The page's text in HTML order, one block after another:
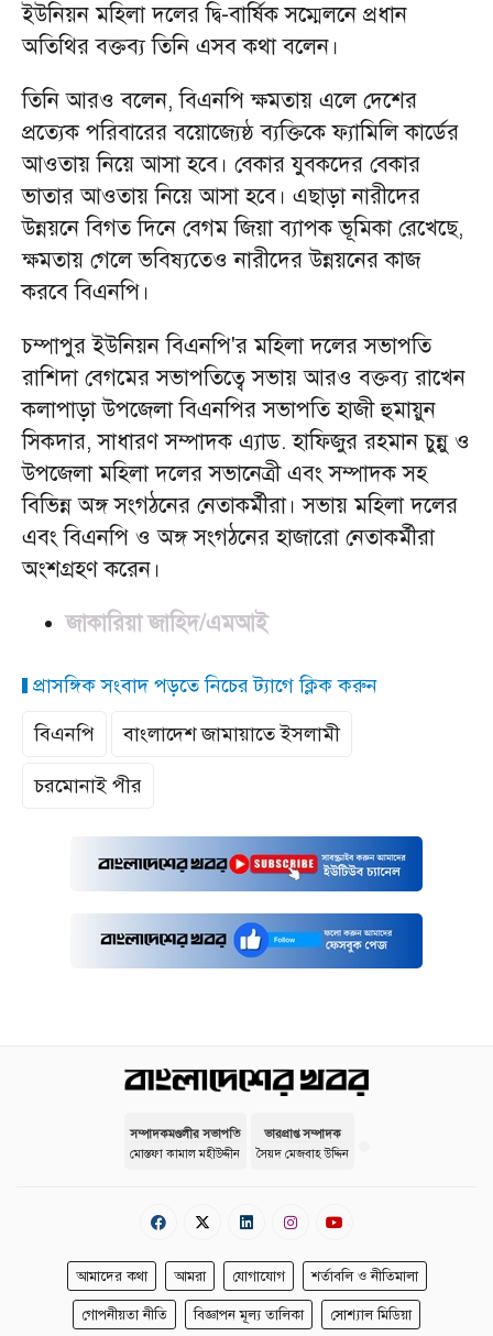
ইউনিয়ন মহিলা দলের দ্বি-বার্ষিক সম্মেলনে প্রধান
অতিথির বক্তব্য তিনি এসব কথা বলেন।
তিনি আরও বলেন, বিএনপি ক্ষমতায় এলে দেশের
প্রত্যেক পরিবারের বয়োজ্যেষ্ঠ ব্যক্তিকে ফ্যামিলি কার্ডের
আওতায় নিয়ে আসা হবে। বেকার যুবকদের বেকার
ভাতার আওতায় নিয়ে আসা হবে। এছাড়া নারীদের
উন্নয়নে বিগত দিনে বেগম জিয়া ব্যাপক ভূমিকা রেখেছে,
ক্ষমতায় গেলে ভবিষ্যতেও নারীদের উন্নয়নের কাজ
করবে বিএনপি।
চম্পাপুর ইউনিয়ন বিএনপি'র মহিলা দলের সভাপতি
রাশিদা বেগমের সভাপতিত্বে সভায় আরও বক্তব্য রাখেন
কলাপাড়া উপজেলা বিএনপির সভাপতি হাজী হুমায়ুন
সিকদার, সাধারণ সম্পাদক এ্যাড. হাফিজুর রহমান চুন্নু ও
উপজেলা মহিলা দলের সভানেত্রী এবং সম্পাদক সহ
বিভিন্ন অঙ্গ সংগঠনের নেতাকর্মীরা। সভায় মহিলা দলের
এবং বিএনপি ও অঙ্গ সংগঠনের হাজারো নেতাকর্মীরা
অংশগ্রহণ করেন।
জাকারিয়া জাহিদ/এমআই
প্রাসঙ্গিক সংবাদ পড়তে নিচের ট্যাগে ক্লিক করুন
বিএনপি
বাংলাদেশ জামায়াতে ইসলামী
চরমোনাই পীর
সম্পাদকমণ্ডলীর সভাপতি
মোস্তফা কামাল মহীউদ্দীন
ভারপ্রাপ্ত সম্পাদক
সৈয়দ মেজবাহ উদ্দিন
আমাদের কথা আমরা যোগাযোগ শর্তাবলি ও নীতিমালা
গোপনীয়তা নীতি বিজ্ঞাপন মূল্য তালিকা সোশ্যাল মিডিয়া